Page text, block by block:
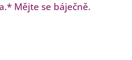
Mějte se báječně.